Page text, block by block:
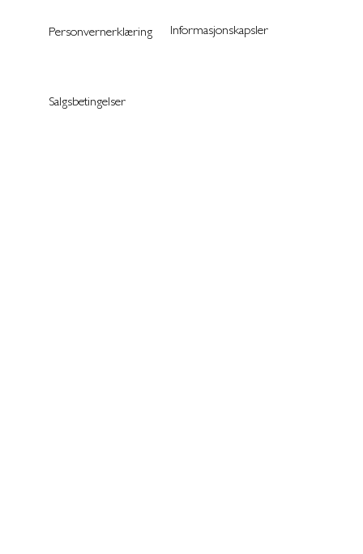
Personvernerklæring Informasjonskapsler
Salgsbetingelser